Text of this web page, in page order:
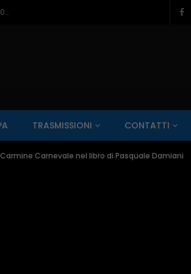
Napoli a Castel di Sangro, il bilancio del sindaco Caruso – 07/08/2026
TRASMISSIONI
CONTO ALLA ROVESCIA ZONA SPORT
CONTATTI
ZONA SPORT
Inside Abruzzo – 15/06/2026
Carnevale nel libro di Pasquale Damiani